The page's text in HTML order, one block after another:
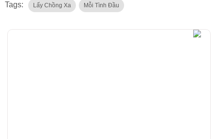
Tags: Lấy Chồng Xa Mỗi Tình Đầu